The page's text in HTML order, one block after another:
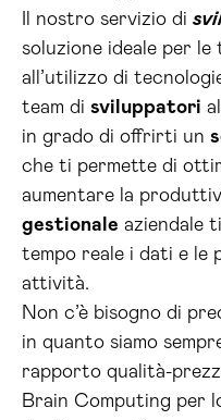
Il nostro servizio di
soluzione ideale per le
all’utilizzo di
team di sviluppatori
in grado di offrirti un
che ti permette di
aumentare la
gestionale aziendale
tempo reale i dati e le
attività.
Non c’è bisogno di
in quanto siamo
rapporto qualità-
Brain Computing per